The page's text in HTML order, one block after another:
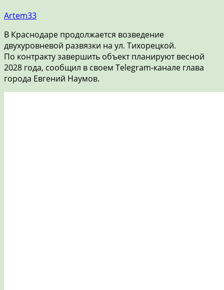
Artem33
В Краснодаре продолжается возведение
двухуровневой развязки на ул. Тихорецкой.
По контракту завершить объект планируют весной
2028 года, сообщил в своем Telegram-канале глава
города Евгений Наумов.